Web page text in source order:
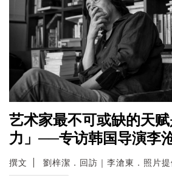
艺术家最不可或缺的天
力」──专访韩国导演李
撰文 劉梓潔．回訪｜李滄東．照片